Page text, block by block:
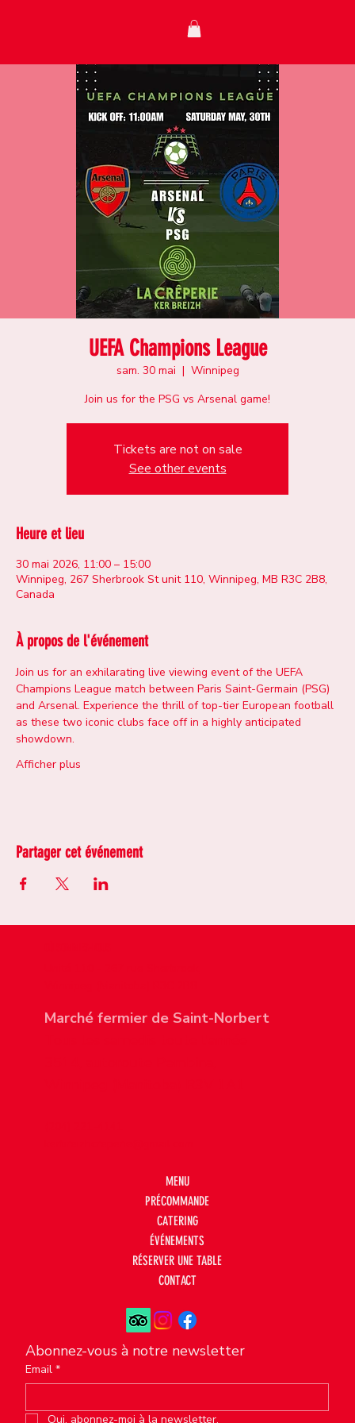
UEFA Champions League
sam. 30 mai
  |
Winnipeg
Join us for the PSG vs Arsenal game!
Tickets are not on sale
See other events
Heure et lieu
30 mai 2026, 11:00 – 15:00
Winnipeg, 267 Sherbrook St unit 110, Winnipeg, MB R3C 2B8,
Canada
À propos de l'événement
Join us for an exhilarating live viewing event of the UEFA
Champions League match between Paris Saint-Germain (PSG)
and Arsenal. Experience the thrill of top-tier European football
as these two iconic clubs face off in a highly anticipated
showdown.
Afficher plus
Partager cet événement
MENU
PRÉCOMMANDE
CATERING
ÉVÉNEMENTS
RÉSERVER UNE TABLE
CONTACT
Marché fermier de Saint-Norbert
Abonnez-vous à notre newsletter
Email *
Oui, abonnez-moi à la newsletter.